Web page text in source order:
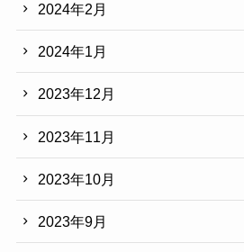
2024年2月
2024年1月
2023年12月
2023年11月
2023年10月
2023年9月